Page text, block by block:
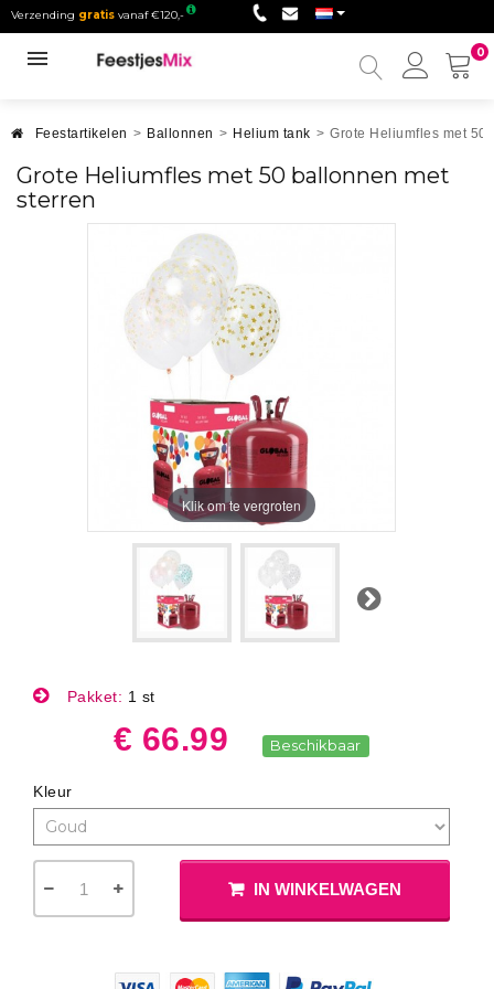
Verzending gratis vanaf €120,-
0
Mijn
Feestartikelen > Ballonnen > Helium tank > Grote Heliumfles met 50
Grote Heliumfles met 50 ballonnen met
sterren
Klik om te vergroten
Volgende
Pakket: 1 st
€ 66.99 Beschikbaar
Kleur
IN WINKELWAGEN